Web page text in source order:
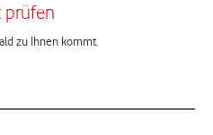
prüfen
zu Ihnen kommt.